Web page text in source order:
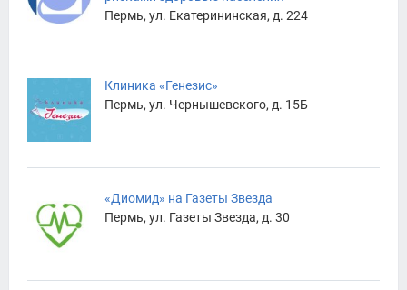
Пермь, ул. Екатерининская, д. 224
Клиника «Генезис»
Пермь, ул. Чернышевского, д. 15Б
«Диомид» на Газеты Звезда
Пермь, ул. Газеты Звезда, д. 30